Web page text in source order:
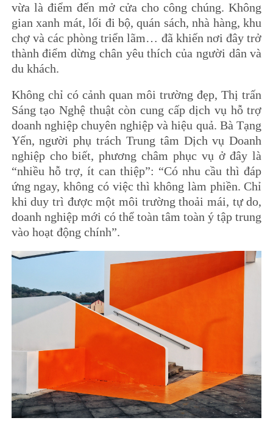
vừa là điểm đến mở cửa cho công chúng. Không
gian xanh mát, lối đi bộ, quán sách, nhà hàng, khu
chợ và các phòng triển lãm… đã khiến nơi đây trở
thành điểm dừng chân yêu thích của người dân và
du khách.
Không chỉ có cảnh quan môi trường đẹp, Thị trấn
Sáng tạo Nghệ thuật còn cung cấp dịch vụ hỗ trợ
doanh nghiệp chuyên nghiệp và hiệu quả. Bà Tạng
Yến, người phụ trách Trung tâm Dịch vụ Doanh
nghiệp cho biết, phương châm phục vụ ở đây là
“nhiều hỗ trợ, ít can thiệp”: “Có nhu cầu thì đáp
ứng ngay, không có việc thì không làm phiền. Chỉ
khi duy trì được một môi trường thoải mái, tự do,
doanh nghiệp mới có thể toàn tâm toàn ý tập trung
vào hoạt động chính”.